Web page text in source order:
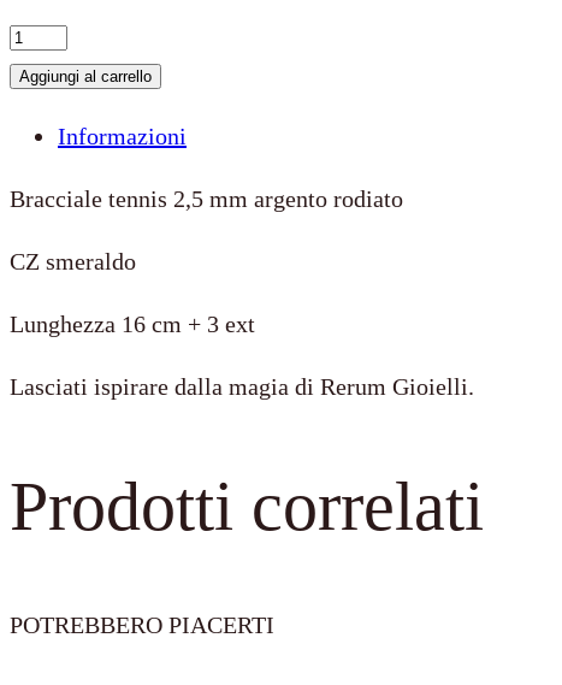
Bracciale
tennis
mm
in
rodiato
smeraldo
Aggiungi al carrello
Informazioni
Bracciale tennis 2,5 mm argento rodiato
CZ smeraldo
Lunghezza 16 cm + 3 ext
Lasciati ispirare dalla magia di Rerum Gioielli.
Prodotti correlati
POTREBBERO PIACERTI